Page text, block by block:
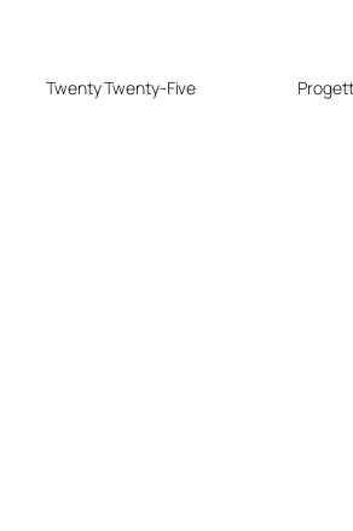
Twenty Twenty-Five